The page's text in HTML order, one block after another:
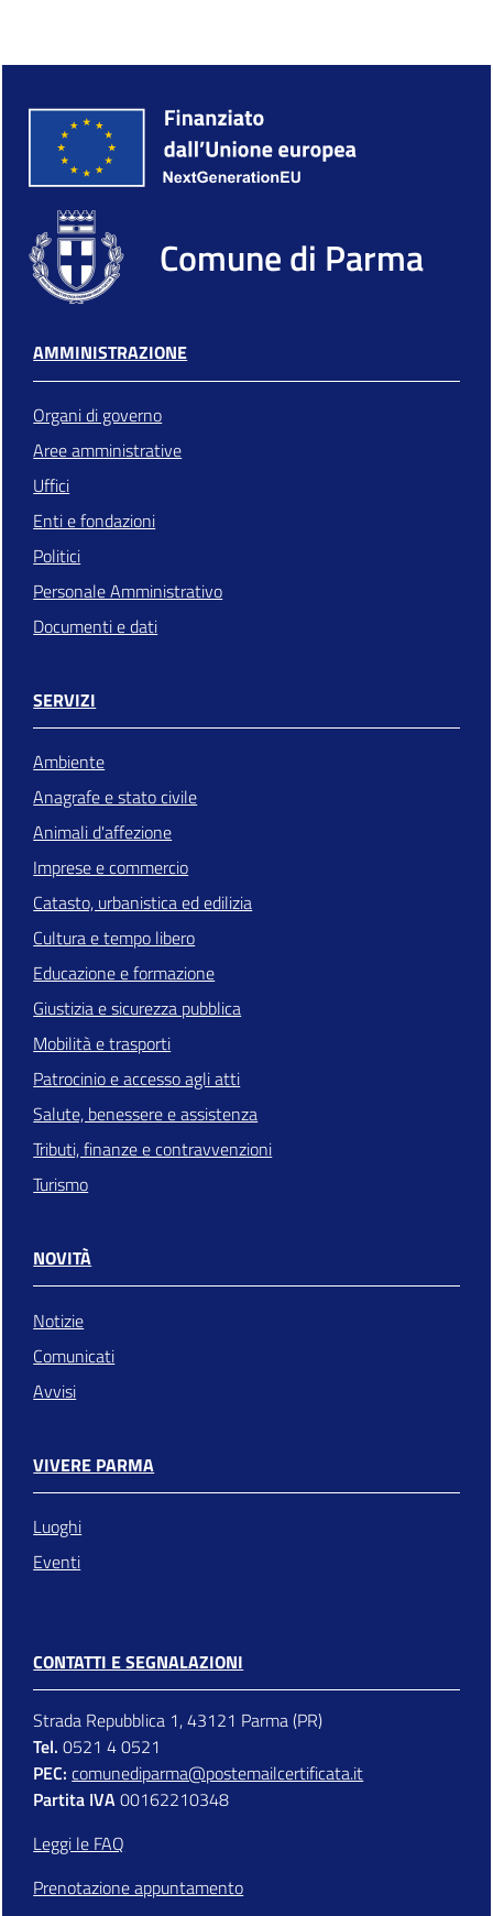
Comune di Parma
AMMINISTRAZIONE
Organi di governo
Aree amministrative
Uffici
Enti e fondazioni
Politici
Personale Amministrativo
Documenti e dati
SERVIZI
Ambiente
Anagrafe e stato civile
Animali d'affezione
Imprese e commercio
Catasto, urbanistica ed edilizia
Cultura e tempo libero
Educazione e formazione
Giustizia e sicurezza pubblica
Mobilità e trasporti
Patrocinio e accesso agli atti
Salute, benessere e assistenza
Tributi, finanze e contravvenzioni
Turismo
NOVITÀ
Notizie
Comunicati
Avvisi
VIVERE PARMA
Luoghi
Eventi
CONTATTI E SEGNALAZIONI
Strada Repubblica 1, 43121 Parma (PR)
Tel. 0521 4 0521
PEC: comunediparma@postemailcertificata.it
Partita IVA00162210348
Leggi le FAQ
Prenotazione appuntamento